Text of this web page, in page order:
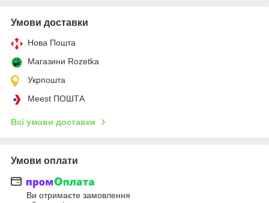
Умови доставки
Нова Пошта
Магазини Rozetka
Укрпошта
Meest ПОШТА
Всі умови доставки
Умови оплати
Ви отримаєте замовлення